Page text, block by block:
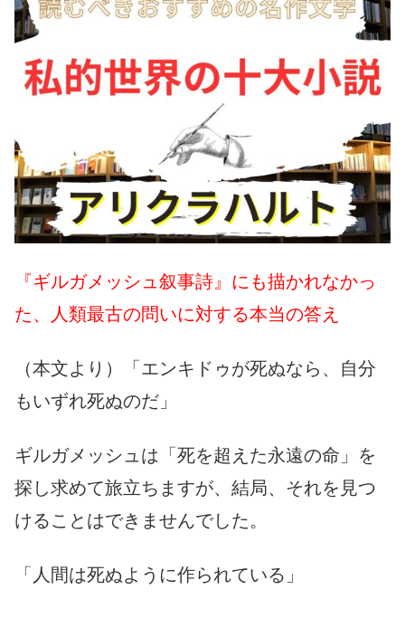
『ギルガメッシュ叙事詩』にも描かれなかっ
た、人類最古の問いに対する本当の答え
（本文より）「エンキドゥが死ぬなら、自分
もいずれ死ぬのだ」
ギルガメッシュは「死を超えた永遠の命」を
探し求めて旅立ちますが、結局、それを見つ
けることはできませんでした。
「人間は死ぬように作られている」